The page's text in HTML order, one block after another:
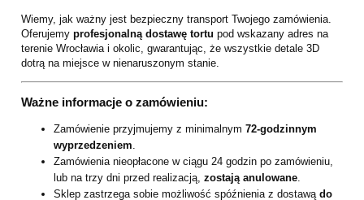
Wiemy, jak ważny jest bezpieczny transport Twojego zamówienia.
Oferujemy profesjonalną dostawę tortu pod wskazany adres na
terenie Wrocławia i okolic, gwarantując, że wszystkie detale 3D
dotrą na miejsce w nienaruszonym stanie.
Ważne informacje o zamówieniu:
Zamówienie przyjmujemy z minimalnym 72-godzinnym
wyprzedzeniem.
Zamówienia nieopłacone w ciągu 24 godzin po zamówieniu,
lub na trzy dni przed realizacją, zostają anulowane.
Sklep zastrzega sobie możliwość spóźnienia z dostawą do